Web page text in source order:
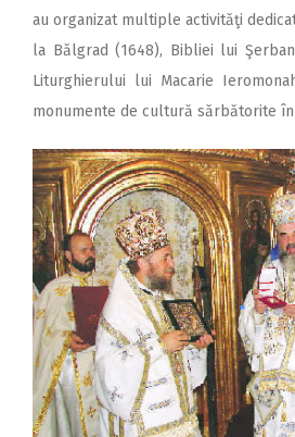
au organizat multiple activităţi
la Bălgrad (1648), Bibliei lui
Liturghierului lui Macarie
monumente de cultură sărbătorite în